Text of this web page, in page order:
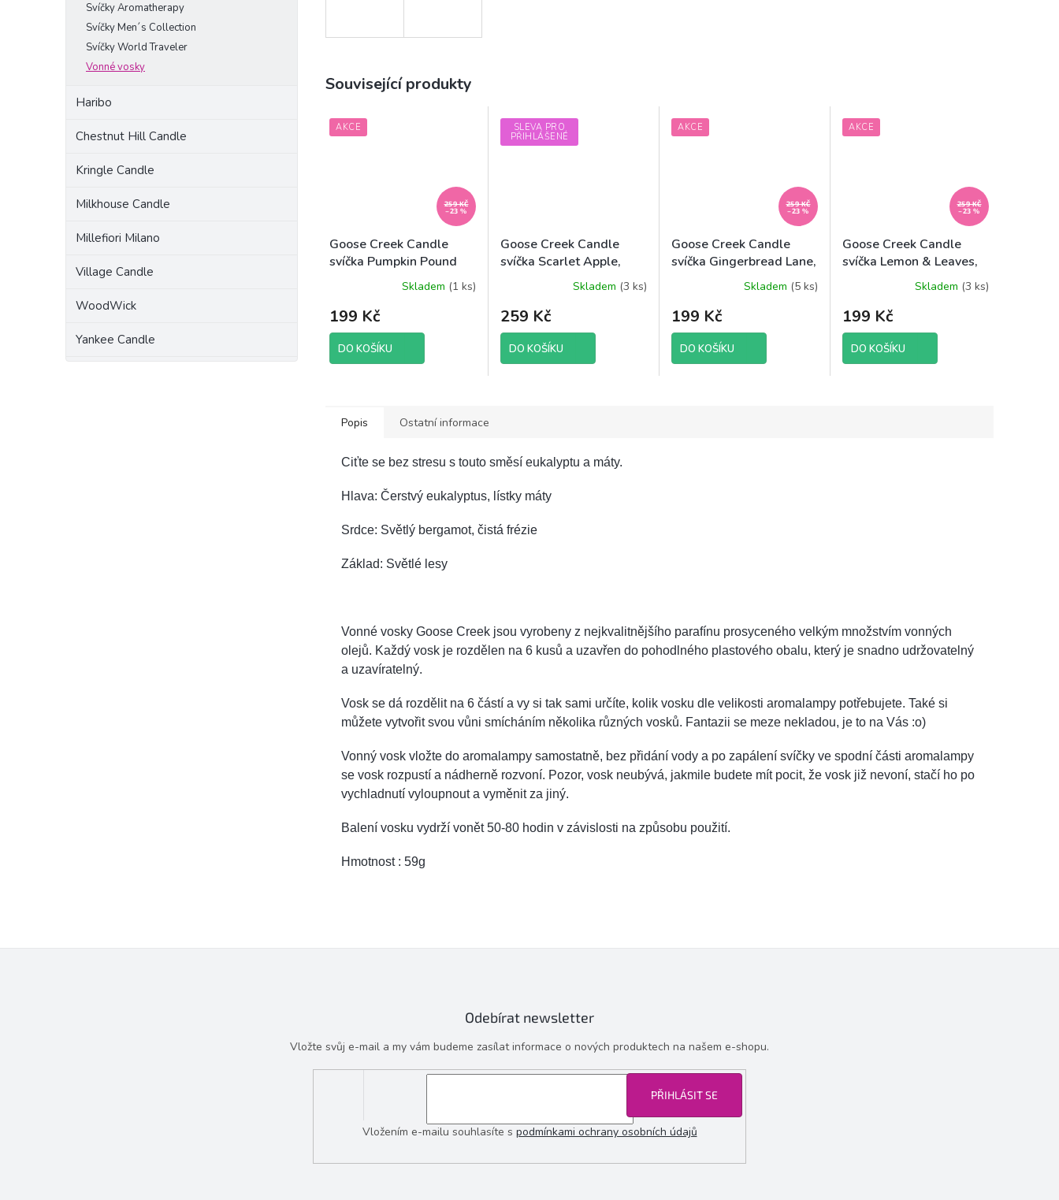
Svíčky Aromatherapy
Svíčky Men´s Collection
Svíčky World Traveler
Vonné vosky
Haribo
Chestnut Hill Candle
Kringle Candle
Milkhouse Candle
Millefiori Milano
Village Candle
WoodWick
Yankee Candle
Související produkty
AKCE
259 KČ
–23 %
Goose Creek Candle
svíčka Pumpkin Pound
Skladem (1 ks)
199 Kč
DO KOŠÍKU
SLEVA PRO
PŘIHLÁŠENÉ
Goose Creek Candle
svíčka Scarlet Apple,
Skladem (3 ks)
259 Kč
DO KOŠÍKU
AKCE
259 KČ
–23 %
Goose Creek Candle
svíčka Gingerbread Lane,
Skladem (5 ks)
199 Kč
DO KOŠÍKU
AKCE
259 KČ
–23 %
Goose Creek Candle
svíčka Lemon & Leaves,
Skladem (3 ks)
199 Kč
DO KOŠÍKU
Popis Ostatní informace
Ciťte se bez stresu s touto směsí eukalyptu a máty.
Hlava: Čerstvý eukalyptus, lístky máty
Srdce: Světlý bergamot, čistá frézie
Základ: Světlé lesy
Vonné vosky Goose Creek jsou vyrobeny z nejkvalitnějšího parafínu prosyceného velkým množstvím vonných
olejů. Každý vosk je rozdělen na 6 kusů a uzavřen do pohodlného plastového obalu, který je snadno udržovatelný
a uzavíratelný.
Vosk se dá rozdělit na 6 částí a vy si tak sami určíte, kolik vosku dle velikosti aromalampy potřebujete. Také si
můžete vytvořit svou vůni smícháním několika různých vosků. Fantazii se meze nekladou, je to na Vás :o)
Vonný vosk vložte do aromalampy samostatně, bez přidání vody a po zapálení svíčky ve spodní části aromalampy
se vosk rozpustí a nádherně rozvoní. Pozor, vosk neubývá, jakmile budete mít pocit, že vosk již nevoní, stačí ho po
vychladnutí vyloupnout a vyměnit za jiný.
Balení vosku vydrží vonět 50-80 hodin v závislosti na způsobu použití.
Hmotnost : 59g
Odebírat newsletter
Vložte svůj e-mail a my vám budeme zasílat informace o nových produktech na našem e-shopu.
Vložením e-mailu souhlasíte s podmínkami ochrany osobních údajů
PŘIHLÁSIT SE